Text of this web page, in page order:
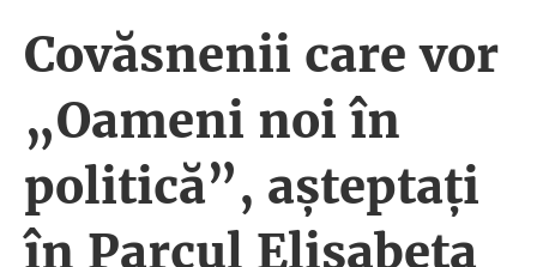
Covăsnenii care vor
„Oameni noi în
politică”, așteptați
în Parcul Elisabeta